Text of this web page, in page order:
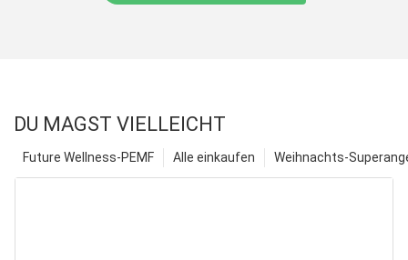
DU MAGST VIELLEICHT
Weihnachts-
Alle einkaufen
Future Wellness-PEMF